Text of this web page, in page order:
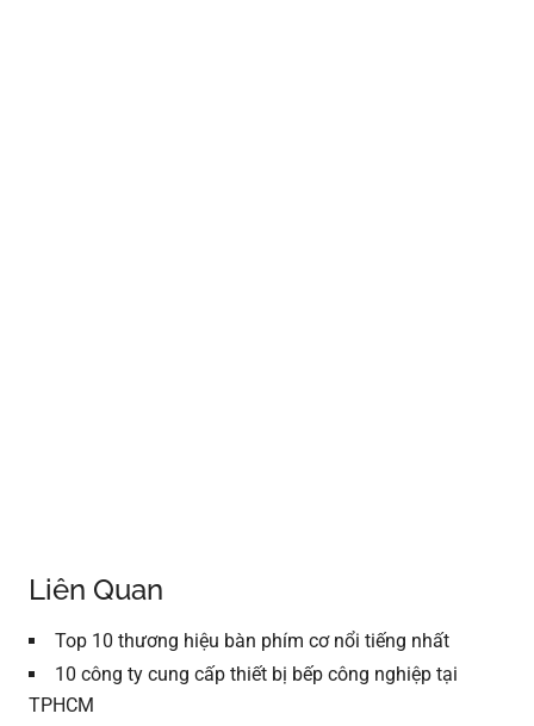
Liên Quan
Top 10 thương hiệu bàn phím cơ nổi tiếng nhất
10 công ty cung cấp thiết bị bếp công nghiệp tại
TPHCM